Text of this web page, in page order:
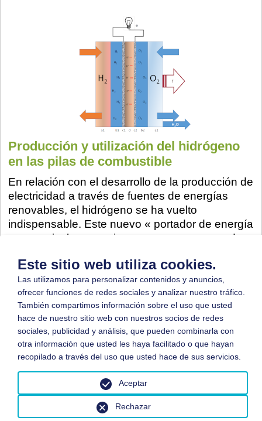
Producción y utilización del hidrógeno
en las pilas de combustible
En relación con el desarrollo de la producción de
electricidad a través de fuentes de energías
renovables, el hidrógeno se ha vuelto
indispensable. Este nuevo « portador de energía
» es particularmente importante como parte de
Más...
© 2026 by BGN
Este sitio web utiliza cookies.
Las utilizamos para personalizar contenidos y anuncios,
ofrecer funciones de redes sociales y analizar nuestro tráfico.
También compartimos información sobre el uso que usted
hace de nuestro sitio web con nuestros socios de redes
sociales, publicidad y análisis, que pueden combinarla con
otra información que usted les haya facilitado o que hayan
recopilado a través del uso que usted hace de sus servicios.
Rechazar
Aceptar